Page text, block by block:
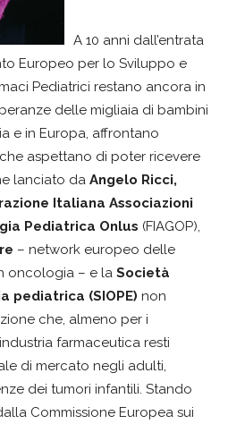
A 10 anni dall’entrata
Europeo per lo Sviluppo e
Pediatrici restano ancora in
delle migliaia di bambini
e in Europa, affrontano
aspettano di poter ricevere
lanciato da Angelo Ricci,
Italiana Associazioni
Pediatrica Onlus (FIAGOP),
– network europeo delle
oncologia – e la Società
pediatrica (SIOPE) non
che, almeno per i
farmaceutica resti
di mercato negli adulti,
dei tumori infantili. Stando
Commissione Europea sui